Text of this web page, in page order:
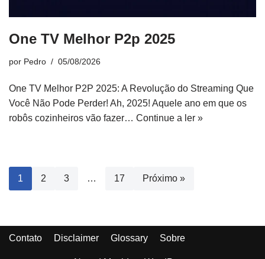
One TV Melhor P2p 2025
por Pedro 05/08/2026
One TV Melhor P2P 2025: A Revolução do Streaming Que
Você Não Pode Perder! Ah, 2025! Aquele ano em que os
robôs cozinheiros vão fazer… Continue a ler »
1 2 3 … 17 Próximo »
Contato Disclaimer Glossary Sobre